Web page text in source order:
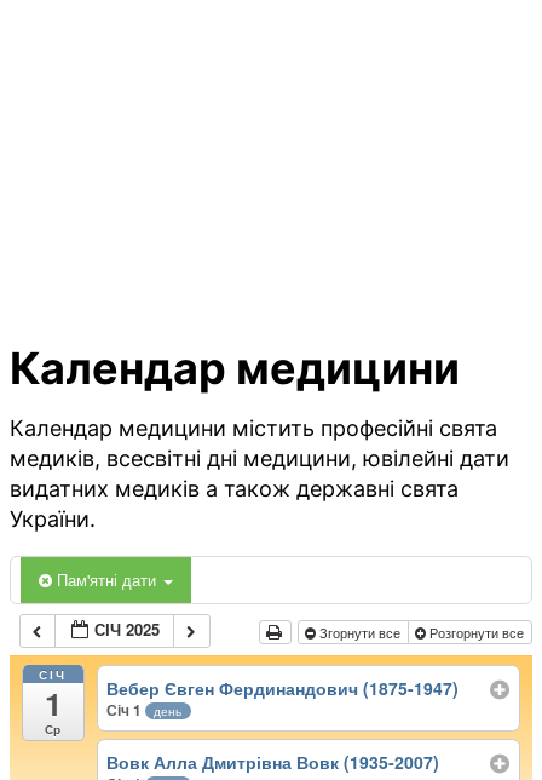
Календар медицини
Календар медицини містить професійні свята
медиків, всесвітні дні медицини, ювілейні дати
видатних медиків а також державні свята
України.
Пам'ятні дати
СІЧ 2025 Згорнути все Розгорнути все
СІЧ
1
Ср
Вебер Євген Фердинандович (1875-1947)
Січ 1 день
Вовк Алла Дмитрівна Вовк (1935-2007)